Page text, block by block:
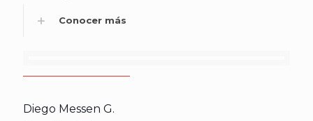
Conocer más
Diego Messen G.